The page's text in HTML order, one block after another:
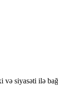
və siyasəti ilə